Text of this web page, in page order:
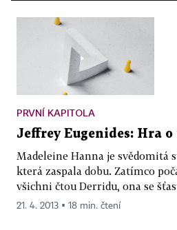
PRVNÍ KAPITOLA
Jeffrey Eugenides: Hra
Madeleine Hanna je svědomitá
která zaspala dobu. Zatímco
všichni čtou Derridu, ona se
21. 4. 2013 ▪ 18 min. čtení